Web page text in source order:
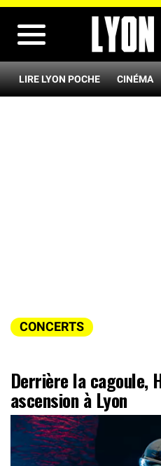
LIRE LYON POCHE CINÉMA
CONCERTS
Derrière la cagoule,
ascension à Lyon